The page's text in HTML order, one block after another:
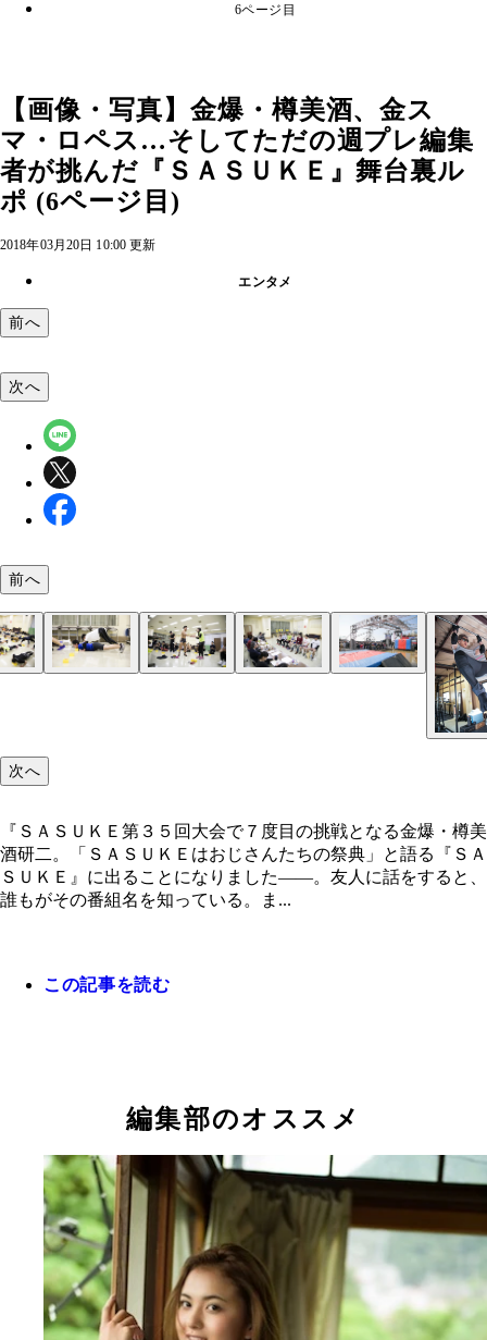
6ページ目
【画像・写真】金爆・樽美酒、金ス
マ・ロペス…そしてただの週プレ編集
者が挑んだ『ＳＡＳＵＫＥ』舞台裏ル
ポ (6ページ目)
2018年03月20日 10:00 更新
エンタメ
前へ
典」と語る
ビデオに向かって自己ＰＲをしてから「五段跳び
果たして、本誌編集・Ｉの挑戦はいかに…！？
ＳＡＳＵＫＥの総合演出を務める乾雅人氏（右か
目）と制作陣。「ＳＡＳＵＫＥは、順位を競うも
予選会「太鼓に合わせて腕立て伏せ１００回」の
下は死にそうになりながらもぎりぎりで耐える週
実技試験通過者を発表。そして友情が芽生える…！
個性的な面々が揃う面接の模様。本誌編集・Ｉは
最近ではおなじみのエリアとなった「タイファイ
“怪力商社マン”岸本真弥（左）の自宅セットで武
ＳＡＳＵＫＥの代表的なエリアのひとつ「そり立
新エリア「ドラゴングライダー」。闇夜に輝くそ
次へ
前へ
次へ
『ＳＡＳＵＫＥ第３５回大会で７度目の挑戦となる金爆・樽美
酒研二。「ＳＡＳＵＫＥはおじさんたちの祭典」と語る『ＳＡ
ＳＵＫＥ』に出ることになりました――。友人に話をすると、
誰もがその番組名を知っている。ま...
この記事を読む
編集部のオススメ